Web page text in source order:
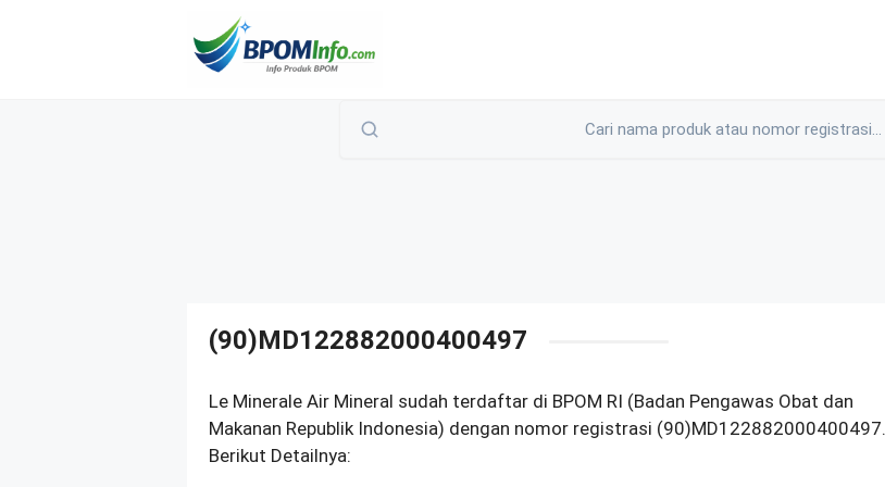
(90)MD122882000400497
Le Minerale Air Mineral sudah terdaftar di BPOM RI (Badan Pengawas Obat dan
Makanan Republik Indonesia) dengan nomor registrasi (90)MD122882000400497.
Berikut Detailnya: